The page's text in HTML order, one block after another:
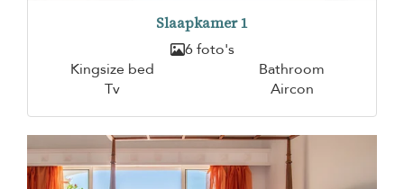
Slaapkamer 1
6 foto's
Kingsize bed
Bathroom
Tv
Aircon